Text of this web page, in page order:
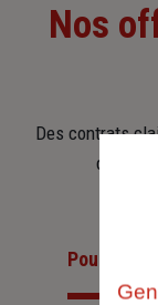
Nos
Des contrats
Pour les